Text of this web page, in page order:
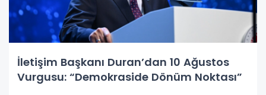
İletişim Başkanı Duran’dan 10 Ağustos
Vurgusu: “Demokraside Dönüm Noktası”